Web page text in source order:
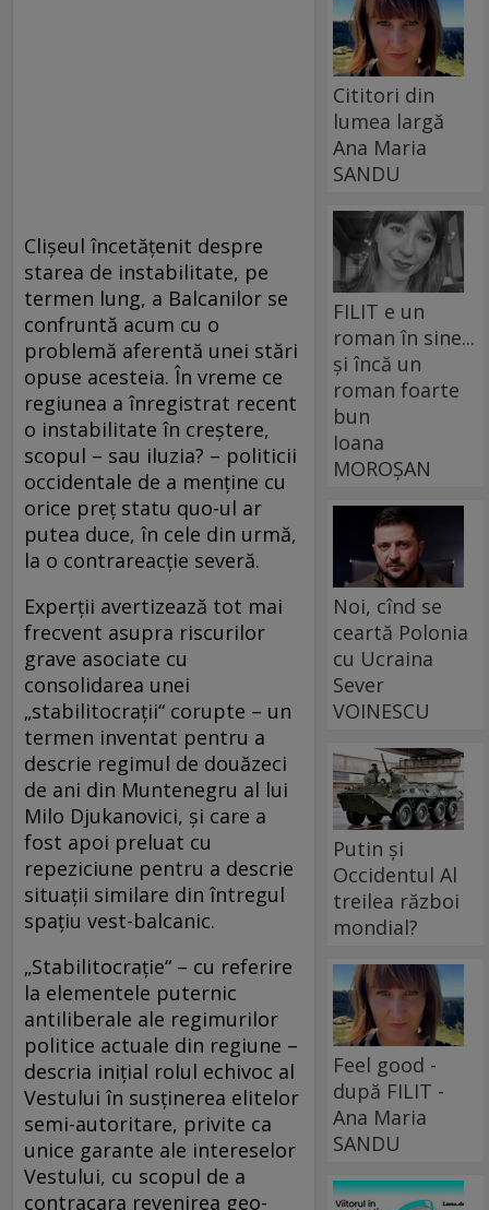
Clișeul încetățenit despre
starea de instabilitate, pe
termen lung, a Balcanilor se
confruntă acum cu o
problemă aferentă unei stări
opuse acesteia. În vreme ce
regiunea a înregistrat recent
o instabilitate în creștere,
scopul – sau iluzia? – politicii
occidentale de a menține cu
orice preț statu quo-ul ar
putea duce, în cele din urmă,
la o contrareacție severă.
Experții avertizează tot mai
frecvent asupra riscurilor
grave asociate cu
consolidarea unei
„stabilitocrații“ corupte – un
termen inventat pentru a
descrie regimul de douăzeci
de ani din Muntenegru al lui
Milo Djukanovici, și care a
fost apoi preluat cu
repeziciune pentru a descrie
situații similare din întregul
spațiu vest-balcanic.
„Stabilitocrație“ – cu referire
la elementele puternic
antiliberale ale regimurilor
politice actuale din regiune –
descria inițial rolul echivoc al
Vestului în susținerea elitelor
semi-autoritare, privite ca
unice garante ale intereselor
Vestului, cu scopul de a
contracara revenirea geo­
Cititori din
lumea largă
Ana Maria
SANDU
FILIT e un
roman în sine...
și încă un
roman foarte
bun
Ioana
MOROȘAN
Noi, cînd se
ceartă Polonia
cu Ucraina
Sever
VOINESCU
Putin și
Occidentul Al
treilea război
mondial?
Feel good -
după FILIT -
Ana Maria
SANDU